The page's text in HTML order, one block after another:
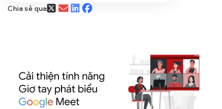
Chia sẻ qua